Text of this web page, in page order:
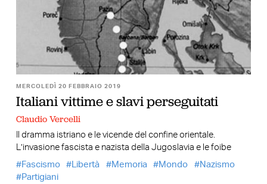
MERCOLEDÌ 20 FEBBRAIO 2019
Italiani vittime e slavi perseguitati
Claudio Vercelli
Il dramma istriano e le vicende del confine orientale.
L’invasione fascista e nazista della Jugoslavia e le foibe
Fascismo
Libertà Memoria Mondo
Nazismo
Partigiani